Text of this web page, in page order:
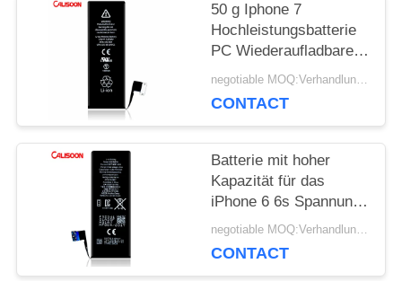
50 g Iphone 7
Hochleistungsbatterie
PC Wiederaufladbare
Li-Ionen-Batterie 3,8 V negotiable MOQ:Verhandlungsfähig
CONTACT
Batterie mit hoher
Kapazität für das
iPhone 6 6s Spannung
3,8 V
negotiable MOQ:Verhandlungsfähig
CONTACT